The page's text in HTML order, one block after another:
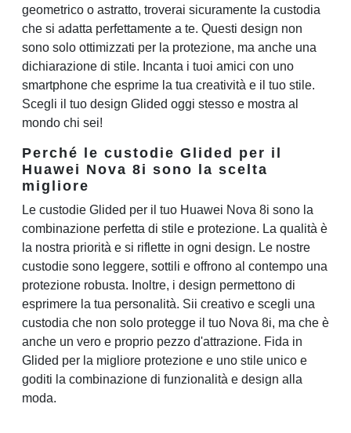
geometrico o astratto, troverai sicuramente la custodia
che si adatta perfettamente a te. Questi design non
sono solo ottimizzati per la protezione, ma anche una
dichiarazione di stile. Incanta i tuoi amici con uno
smartphone che esprime la tua creatività e il tuo stile.
Scegli il tuo design Glided oggi stesso e mostra al
mondo chi sei!
Perché le custodie Glided per il
Huawei Nova 8i sono la scelta
migliore
Le custodie Glided per il tuo Huawei Nova 8i sono la
combinazione perfetta di stile e protezione. La qualità è
la nostra priorità e si riflette in ogni design. Le nostre
custodie sono leggere, sottili e offrono al contempo una
protezione robusta. Inoltre, i design permettono di
esprimere la tua personalità. Sii creativo e scegli una
custodia che non solo protegge il tuo Nova 8i, ma che è
anche un vero e proprio pezzo d'attrazione. Fida in
Glided per la migliore protezione e uno stile unico e
goditi la combinazione di funzionalità e design alla
moda.